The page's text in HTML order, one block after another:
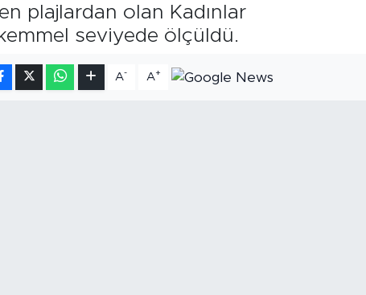
plajlardan olan Kadınlar
seviyede ölçüldü.
A- A+